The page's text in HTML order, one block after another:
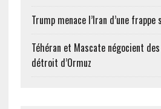
Trump menace l’Iran d’une
Téhéran et Mascate négocient
détroit d’Ormuz